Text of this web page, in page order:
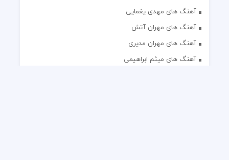
آهنگ های مهدی یغمایی
آهنگ های مهران آتش
آهنگ های مهران مدیری
آهنگ های میثم ابراهیمی